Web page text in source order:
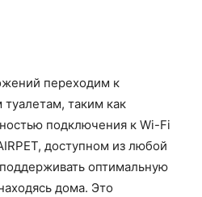
переходим к
таким как
подключения к Wi-Fi
доступном из любой
оптимальную
дома. Это